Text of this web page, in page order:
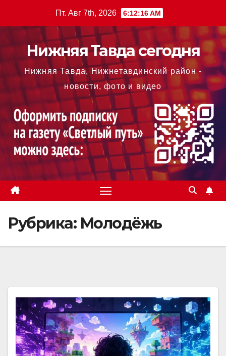
содержимому
Пт. Авг 7th, 2026 6:12:17 AM
Нижняя Тавда сегодня
Нижняя Тавда, Нижнетавдинский район -
новости, фото и видео
Рубрика: Молодёжь